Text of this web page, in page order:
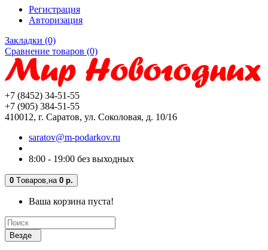
Регистрация
Авторизация
Закладки (0)
Сравнение товаров (0)
+7 (8452) 34-51-55
+7 (905) 384-51-55
410012, г. Саратов, ул. Соколовая, д. 10/16
saratov@m-podarkov.ru
8:00 - 19:00 без выходных
0 Tоваров, на 0 р.
Ваша корзина пуста!
Везде